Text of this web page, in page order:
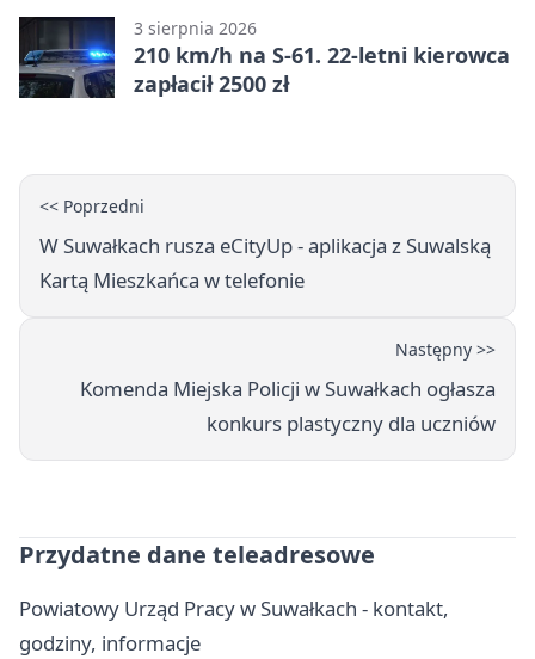
3 sierpnia 2026
210 km/h na S-61. 22-letni kierowca
zapłacił 2500 zł
<< Poprzedni
W Suwałkach rusza eCityUp - aplikacja z Suwalską
Kartą Mieszkańca w telefonie
Następny >>
Komenda Miejska Policji w Suwałkach ogłasza
konkurs plastyczny dla uczniów
Przydatne dane teleadresowe
Powiatowy Urząd Pracy w Suwałkach - kontakt,
godziny, informacje